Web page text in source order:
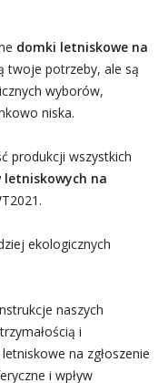
domki letniskowe na
twoje potrzeby, ale są
wyborów,
niska.
produkcji wszystkich
letniskowych na
ekologicznych
naszych
i
na zgłoszenie
i wpływ